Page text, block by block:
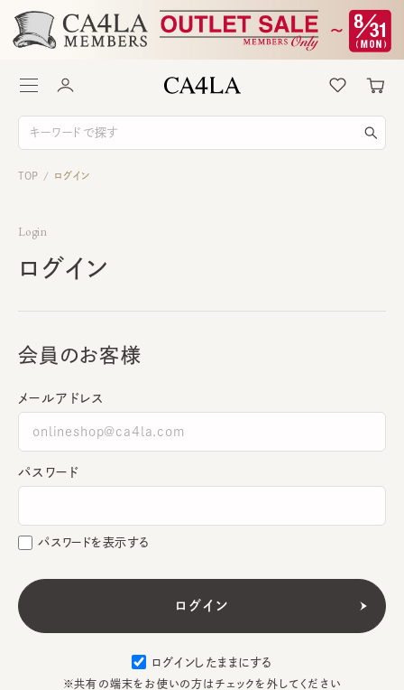
TOP / ログイン
Login
ログイン
会員のお客様
メールアドレス
パスワード
パスワードを表示する
ログインしたままにする
※共有の端末をお使いの方はチェックを外してください